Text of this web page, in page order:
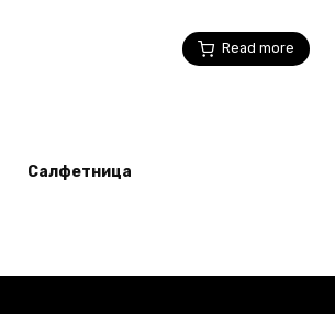
Read more
Салфетница